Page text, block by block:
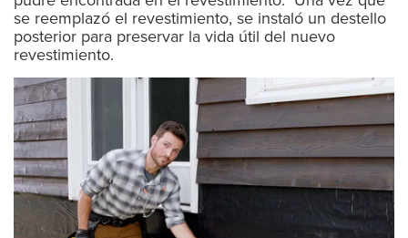
se reemplazó el revestimiento, se instaló un destello
posterior para preservar la vida útil del nuevo
revestimiento.